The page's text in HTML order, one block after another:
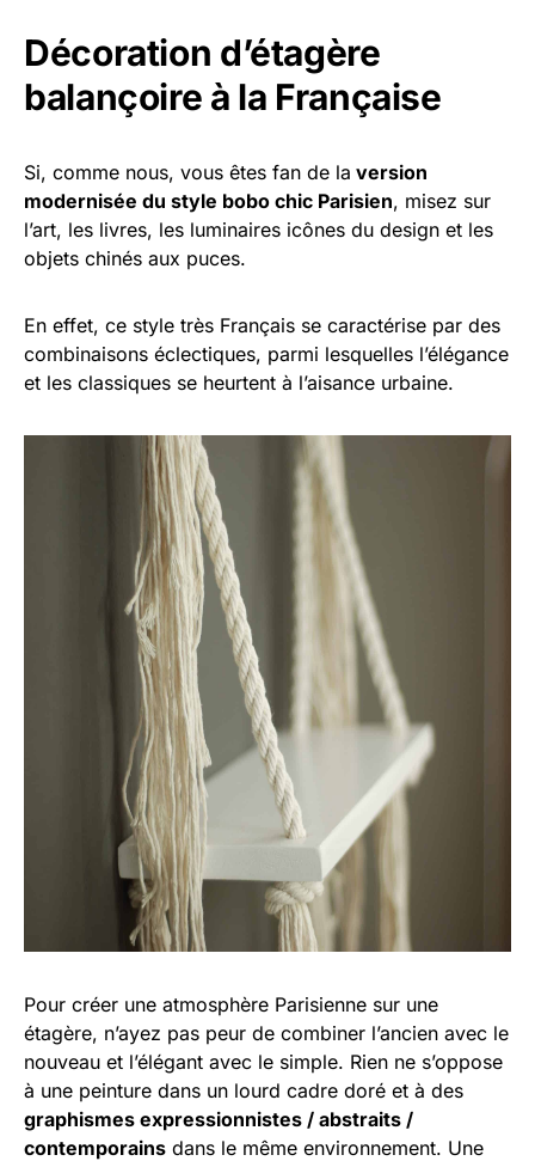
Décoration d’étagère
balançoire à la Française
Si, comme nous, vous êtes fan de la version
modernisée du style bobo chic Parisien, misez sur
l’art, les livres, les luminaires icônes du design et les
objets chinés aux puces.
En effet, ce style très Français se caractérise par des
combinaisons éclectiques, parmi lesquelles l’élégance
et les classiques se heurtent à l’aisance urbaine.
Pour créer une atmosphère Parisienne sur une
étagère, n’ayez pas peur de combiner l’ancien avec le
nouveau et l’élégant avec le simple. Rien ne s’oppose
à une peinture dans un lourd cadre doré et à des
graphismes expressionnistes / abstraits /
contemporains dans le même environnement. Une